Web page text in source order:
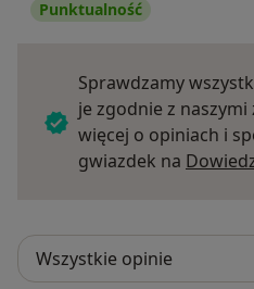
Punktualność
Sprawdzamy
je zgodnie z
więcej o opiniach i
gwiazdek na